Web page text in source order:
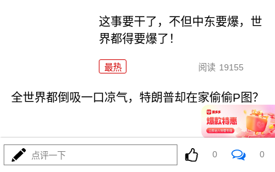
这事要干了，不但中东要爆，世
界都得要爆了！
最热 阅读 19155
全世界都倒吸一口凉气，特朗普却在家偷偷P图？
点评一下 0 0